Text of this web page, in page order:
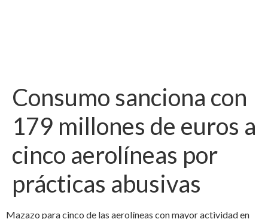
Consumo sanciona con
179 millones de euros a
cinco aerolíneas por
prácticas abusivas
Mazazo para cinco de las aerolíneas con mayor actividad en